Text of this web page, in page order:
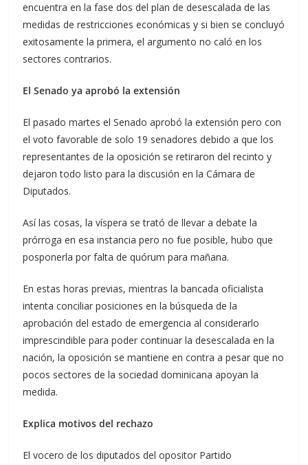
encuentra en la fase dos del plan de desescalada de las
medidas de restricciones económicas y si bien se concluyó
exitosamente la primera, el argumento no caló en los
sectores contrarios.
El Senado ya aprobó la extensión
El pasado martes el Senado aprobó la extensión pero con
el voto favorable de solo 19 senadores debido a que los
representantes de la oposición se retiraron del recinto y
dejaron todo listo para la discusión en la Cámara de
Diputados.
Así las cosas, la víspera se trató de llevar a debate la
prórroga en esa instancia pero no fue posible, hubo que
posponerla por falta de quórum para mañana.
En estas horas previas, mientras la bancada oficialista
intenta conciliar posiciones en la búsqueda de la
aprobación del estado de emergencia al considerarlo
imprescindible para poder continuar la desescalada en la
nación, la oposición se mantiene en contra a pesar que no
pocos sectores de la sociedad dominicana apoyan la
medida.
Explica motivos del rechazo
El vocero de los diputados del opositor Partido